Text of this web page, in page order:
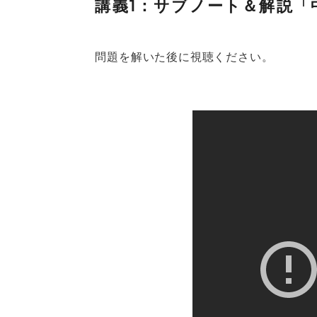
講義1：サブノート＆解説「
問題を解いた後に視聴ください。